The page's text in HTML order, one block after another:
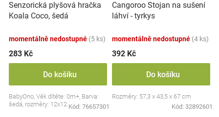
Senzorická plyšová hračka
Koala Coco, šedá
momentálně nedostupné (5 ks)
283 Kč
Do košíku
BabyOno, Věk dítěte: 0m+, Barva:
šedá, rozměry: 12x12 cm.
Kód: 76657301
Cangoroo Stojan na sušení
láhví - tyrkys
momentálně nedostupné (4 ks)
392 Kč
Do košíku
Rozměry: 57,3 x 43,5 x 67 cm
Kód: 32892601